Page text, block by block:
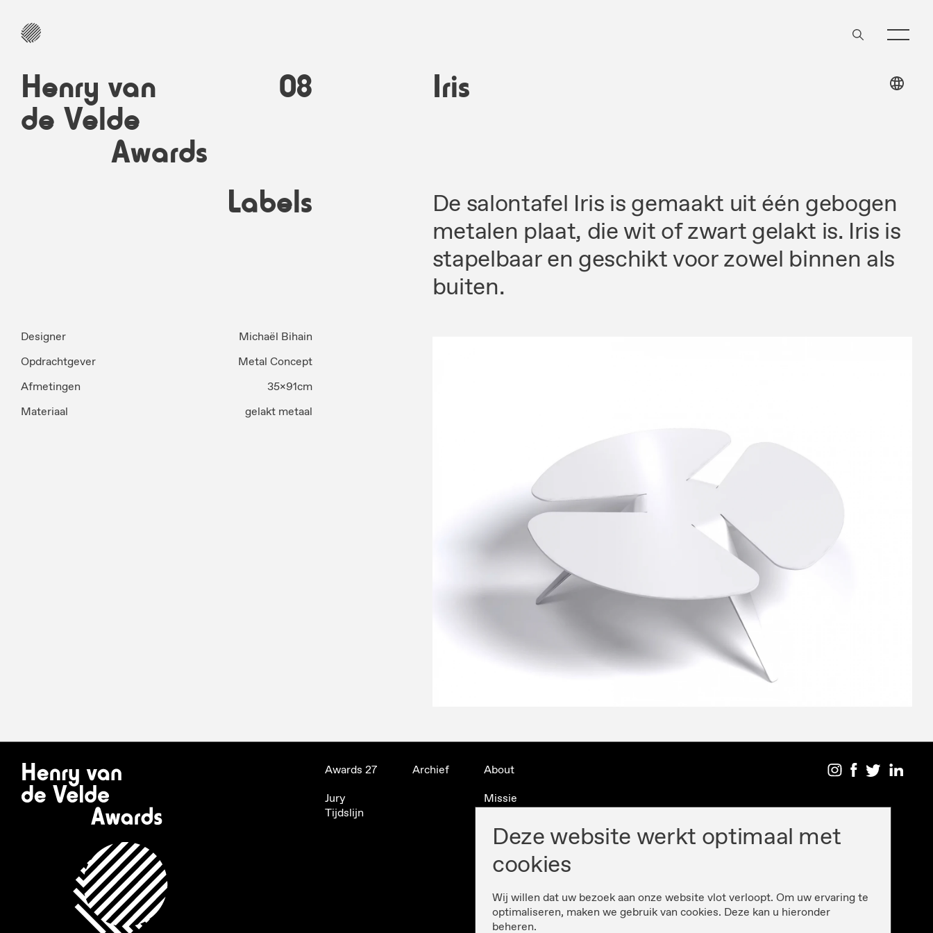
Henry van
de Velde
08
Awards
Labels
Iris
Designer
Michaël Bihain
Opdrachtgever
Metal Concept
Afmetingen
35x91cm
Materiaal
gelakt metaal
De salontafel Iris is gemaakt uit één gebogen
metalen plaat, die wit of zwart gelakt is. Iris is
stapelbaar en geschikt voor zowel binnen als
buiten.
Awards 27
Jury
Tijdslijn
Archief
About
Missie
Partners
Contact
Geschiedenis
Deze website werkt optimaal met
cookies
Wij willen dat uw bezoek aan onze website vlot verloopt. Om uw ervaring te
optimaliseren, maken we gebruik van cookies. Deze kan u hieronder
beheren.